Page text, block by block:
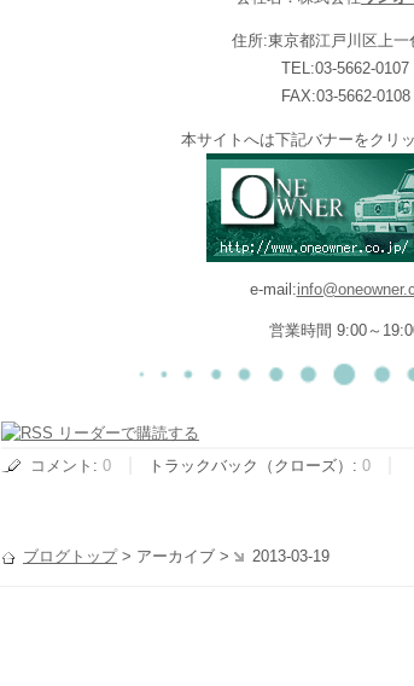
住所:東京都江戸川区上一
TEL:03-5662-0107
FAX:03-5662-0108
本サイトへは下記バナーをクリ
e-mail:
営業時間 9:00～
コメント : 0 トラックバック（クローズ）: 0
ブログトップ> アーカイブ > 2013-03-19